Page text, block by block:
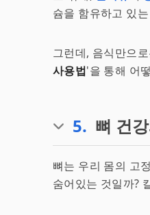
슘을 함유하고 있
그런데, 음식만으
사용법'을 통해 어
5. 뼈 건
뼈는 우리 몸의 고
숨어있는 것일까?